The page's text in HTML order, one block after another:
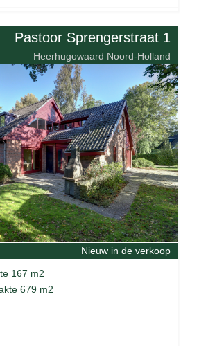
Pastoor Sprengerstraat 1
Heerhugowaard Noord-Holland
Nieuw in de verkoop
167 m2
679 m2